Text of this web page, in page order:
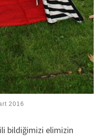
2016
bildiğimizi elimizin